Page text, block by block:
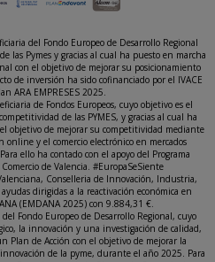
del Fondo Europeo de Desarrollo Regional
las Pymes y gracias al cual ha puesto en marcha
con el objetivo de mejorar su posicionamiento
de inversión ha sido cofinanciado por el IVACE
ARA EMPRESES 2025.
de Fondos Europeos, cuyo objetivo es el
de las PYMES, y gracias al cual ha
objetivo de mejorar su competitividad mediante
y el comercio electrónico en mercados
ello ha contado con el apoyo del Programa
de Valencia. #EuropaSeSiente
Conselleria de Innovación, Industria,
dirigidas a la reactivación económica en
(EMDANA 2025) con 9.884,31 €.
Fondo Europeo de Desarrollo Regional, cuyo
la innovación y una investigación de calidad,
Plan de Acción con el objetivo de mejorar la
de la pyme, durante el año 2025. Para